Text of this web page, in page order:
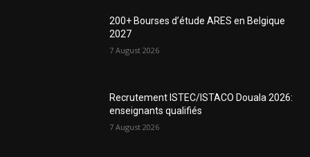
200+ Bourses d’étude ARES en Belgique
2027
7 August 2026
Recrutement ISTEC/ISTACO Douala 2026:
enseignants qualifiés
7 August 2026